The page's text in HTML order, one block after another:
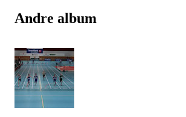
Andre album